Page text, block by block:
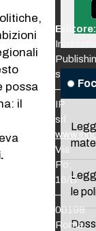
possa
il
le
Editore:
srl
–
IP
srl
Via
Po,
16/B
–
00198
Roma